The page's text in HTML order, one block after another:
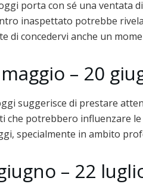
porta con sé una ventata
inaspettato potrebbe
di concedervi anche un
– 20
suggerisce di prestare
potrebbero influenzare
specialmente in ambito
– 22